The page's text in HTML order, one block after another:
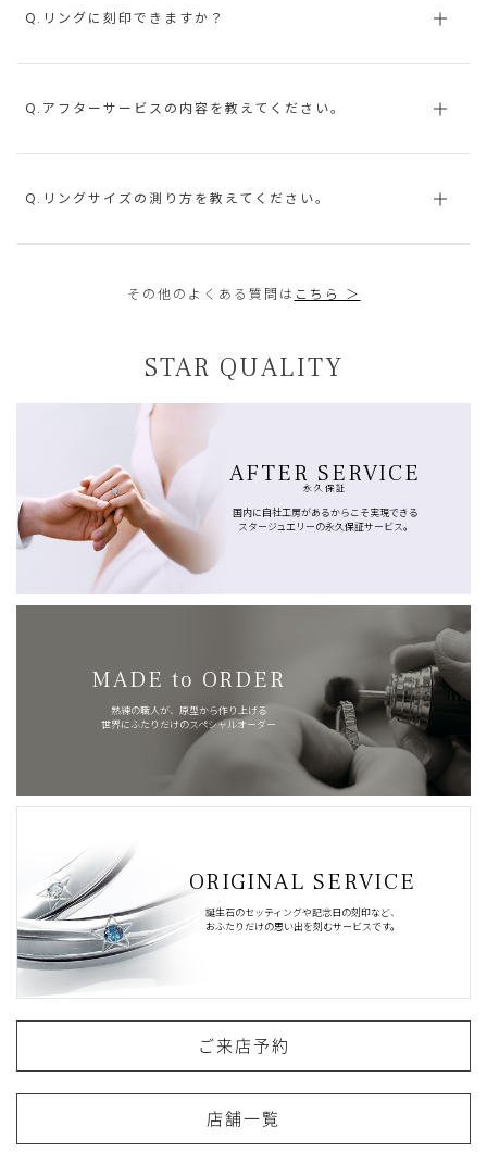
Q.リングに刻印できますか？
Q.アフターサービスの内容を教えてください。
Q.リングサイズの測り方を教えてください。
その他のよくある質問は こちら ＞
STAR QUALITY
AFTER SERVICE
永久保証
国内に自社工房があるからこそ実現できる
スタージュエリーの永久保証サービス。
MADE to ORDER
熟練の職人が、原型から作り上げる
世界にふたりだけのスペシャルオーダー
ORIGINAL SERVICE
誕生石のセッティングや記念日の刻印など、
おふたりだけの思い出を刻むサービスです。
ご来店予約
店舗一覧